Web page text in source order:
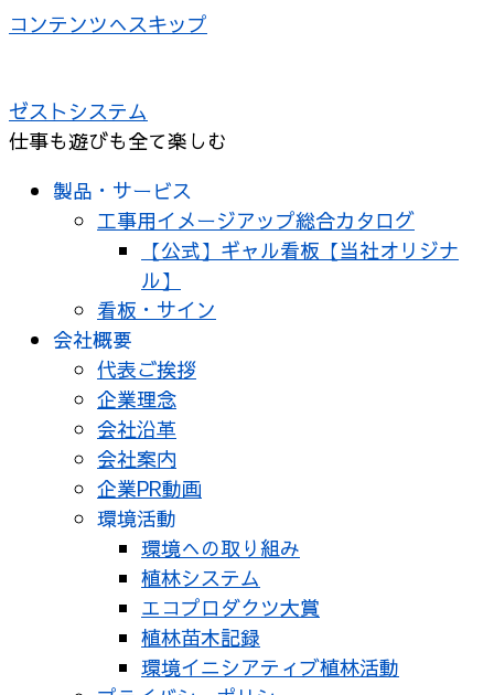
コンテンツへスキップ
ゼストシステム
仕事も遊びも全て楽しむ
製品・サービス
工事用イメージアップ総合カタログ
【公式】ギャル看板【当社オリジナ
ル】
看板・サイン
会社概要
代表ご挨拶
企業理念
会社沿革
会社案内
企業PR動画
環境活動
環境への取り組み
植林システム
エコプロダクツ大賞
植林苗木記録
環境イニシアティブ植林活動